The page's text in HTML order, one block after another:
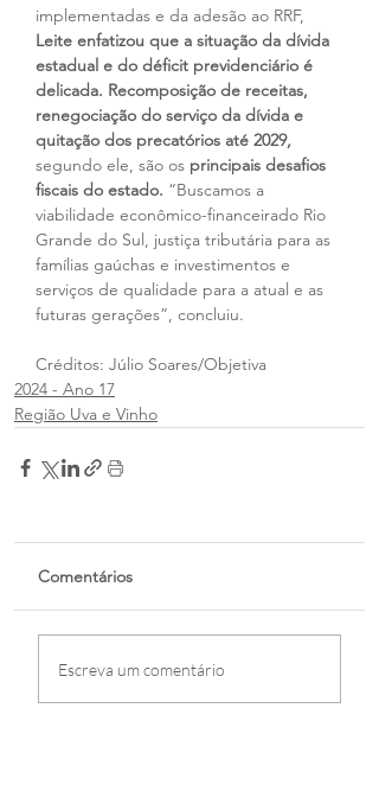
implementadas e da adesão ao RRF,
Leite enfatizou que a situação da dívida
estadual e do déficit previdenciário é
delicada. Recomposição de receitas,
renegociação do serviço da dívida e
quitação dos precatórios até 2029,
segundo ele, são os principais desafios
fiscais do estado. “Buscamos a
viabilidade econômico-financeirado Rio
Grande do Sul, justiça tributária para as
famílias gaúchas e investimentos e
serviços de qualidade para a atual e as
futuras gerações”, concluiu.
Créditos: Júlio Soares/Objetiva
2024 - Ano 17
Região Uva e Vinho
Comentários
Escreva um comentário